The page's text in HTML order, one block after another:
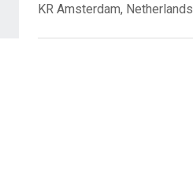
KR Amsterdam, Netherlands